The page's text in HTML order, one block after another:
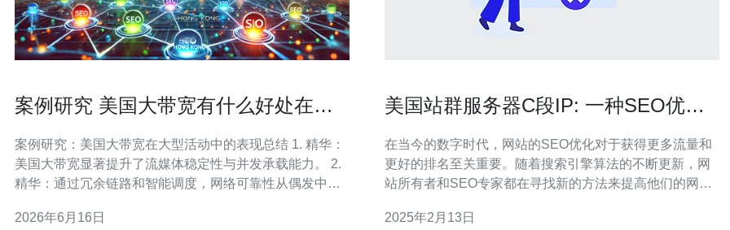
案例研究 美国大带宽有什么好处在大
案例研究：美国大带宽在大型活动中的表现总结 1. 精华：
美国大带宽显著提升了流媒体稳定性与并发承载能力。 2.
精华：通过冗余链路和智能调度，网络可靠性从偶发中断
富的现场互动体验，提高观众满意度与商业变现。 本文基
2026年6月16日
美国站群服务器C段IP: 一种SEO优化
在当今的数字时代，网站的SEO优化对于获得更多流量和
更好的排名至关重要。随着搜索引擎算法的不断更新，网
站所有者和SEO专家都在寻找新的方法来提高他们的网站
被广泛认可的SEO优化利器。 在互联网中，IP地址是给予
2025年2月13日